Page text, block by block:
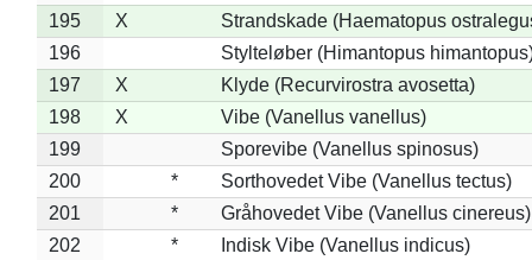
195
X
Strandskade (Haematopus
196
Stylteløber (Himantopus
197
X
Klyde (Recurvirostra avosetta)
198
X
Vibe (Vanellus vanellus)
199
Sporevibe (Vanellus spinosus)
200
*
Sorthovedet Vibe (Vanellus tectus)
201
*
Gråhovedet Vibe (Vanellus cinereus)
202
*
Indisk Vibe (Vanellus indicus)